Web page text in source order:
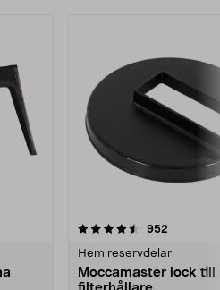
952
Hem reservdelar
Moccamaster lock till
4.5 av 5 stjärnor